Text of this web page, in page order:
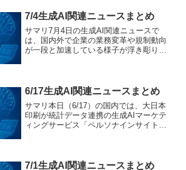
NTT...
7/4生成AI関連ニュースまとめ
サマリ7月4日の生成AI関連ニュースで
は、国内外で企業の業務変革や規制動向
が一段と加速している様子が浮き彫りに
6/17生成AI関連ニュースまとめ
サマリ本日（6/17）の国内では、大日本
印刷が統計データ連携の生成AIマーケテ
ィングサービス「ペルソナインサイト」
7/1生成AI関連ニュースまとめ